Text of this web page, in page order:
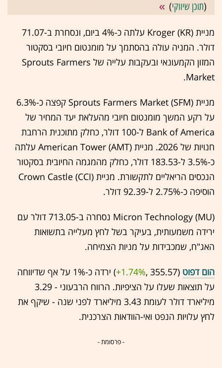
(תוכן שיווקי)
מניית Kroger (KR) עלתה כ-4% ביום, ונסחרת ב-71.07
דולר. המניה עולה בהסתמך על מומנטום חיובי בסקטור
המזון הקמעונאי ובעקבות עלייה של Sprouts Farmers
Market.
מניית Sprouts Farmers Market (SFM) קפצה כ-6.3%
על רקע המשך מומנטום חיובי מהעלאת יעד המחיר של
Bank of America ל-100 דולר, כחלק מתוכנית הרחבת
חנויות של 2026. מניית American Tower (AMT) עלתה
כ-3.5% ל-183.53 דולר, כחלק מהמגמה החיובית בסקטור
הנכסים הריאליים לתקשורת. מניית Crown Castle (CCI)
הוסיפה כ-2.75% ל-92.39 דולר.
Micron Technology (MU) נסחרה ב-713.05 דולר עם
ירידה משמעותית, בעיקר בשל לחץ מעלייה בתשואות
האג"ח, שמכבידות על מניות הצמיחה.
הום דפוט (355.57 ,‎
+1.74%
‏) ירדה כ-1% על אף שדיווחה
על תוצאות שעלו על הציפיות. הרווח הרבעוני - 3.29
מיליארד דולר לעומת 3.43 מיליארד לפני שנה - שיקף את
לחץ עלויות הנפט ואי-הוודאות הצרכנית.
- פרסומת -